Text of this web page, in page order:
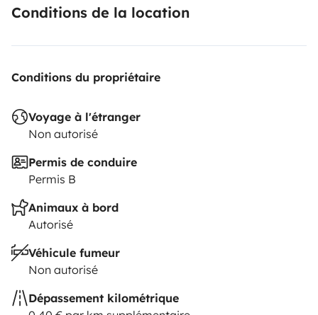
Conditions de la location
Conditions du propriétaire
Voyage à l'étranger
Non autorisé
Permis de conduire
Permis B
Animaux à bord
Autorisé
Véhicule fumeur
Non autorisé
Dépassement kilométrique